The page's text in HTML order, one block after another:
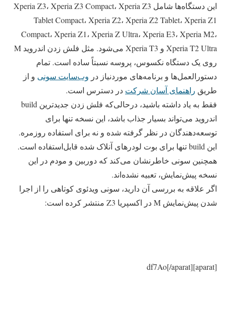
این دستگاه‌ها شامل Xperia Z3، Xperia Z3 Compact، Xperia Z3
Tablet Compact، Xperia Z2، Xperia Z2 Tablet، Xperia Z1
Compact، Xperia Z1، Xperia Z Ultra، Xperia E3، Xperia M2،
Xperia T2 Ultra و Xperia T3 می‌شود. مثل فلش زدن اندروید M
روی یک دستگاه نکسوس، پروسه نسبتاً ساده است. تمام
دستورالعمل‌ها و برنامه‌های موردنیاز در وب‌سایت سونی و از
طریق راهنمای آسان شرکت در دسترس است.
فقط به یاد داشته باشید، درحالی‌که فلش زدن جدیدترین build
اندروید می‌تواند بسیار جذاب باشد، این نسخه تنها برای
توسعه‌دهندگان در نظر گرفته شده و نه برای استفاده روزمره.
این build تنها برای بوت لودرهای آنلاک شده قابل‌استفاده است.
همچنین سونی خاطرنشان می‌کند که دوربین و مودم در این
نسخه پیش‌نمایش، تعبیه نشده‌اند.
اگر علاقه به بررسی آن دارید، سونی ویدئوی کوتاهی را از اجرا
شدن پیش‌نمایش M در اکسپریا Z3 منتشر کرده است:
[aparat]df7Ao[/aparat]